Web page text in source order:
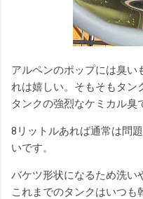
アルペンのポップには臭い
れは嬉しい。そもそもタン
タンクの強烈なケミカル臭
8リットルあれば通常は問
いです。
バケツ形状になるため洗い
これまでのタンクはいつも